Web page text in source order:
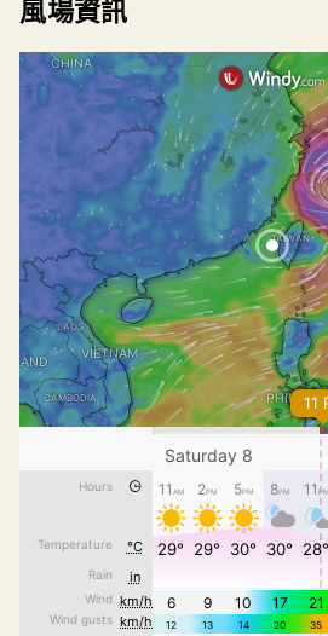
風場資訊